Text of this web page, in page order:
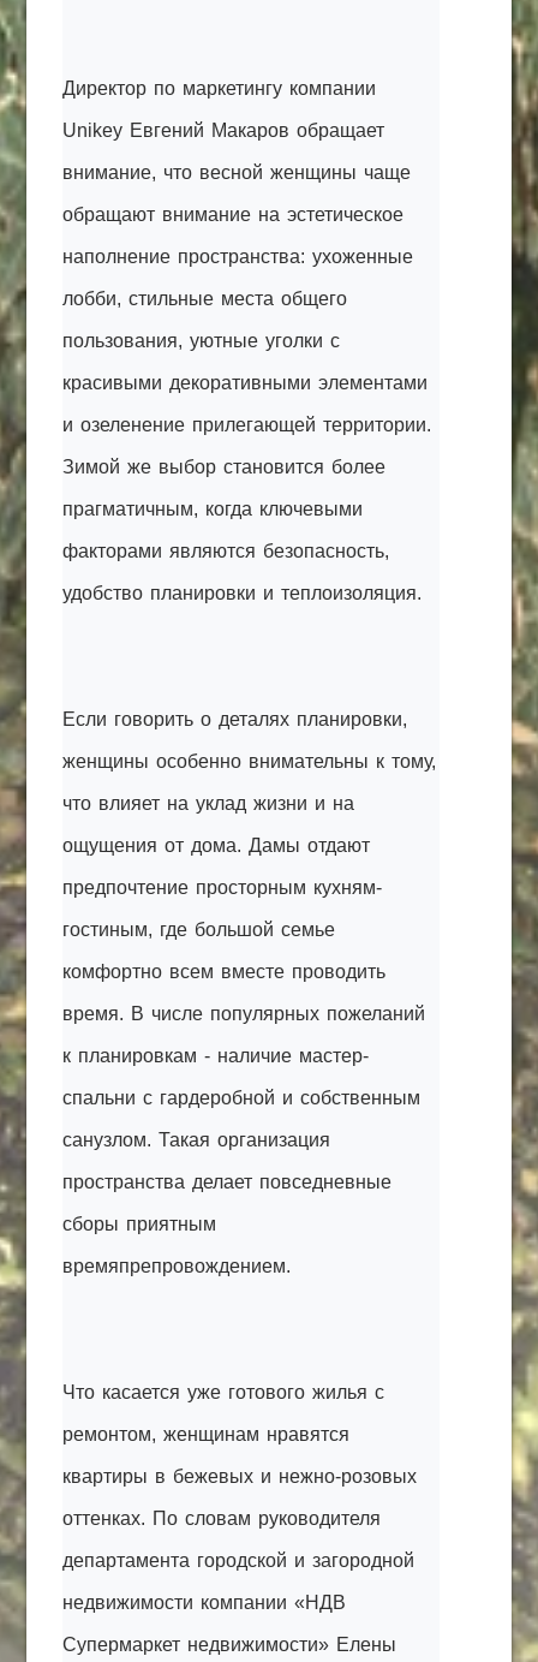
Директор по маркетингу компании
Unikey Евгений Макаров обращает
внимание, что весной женщины чаще
обращают внимание на эстетическое
наполнение пространства: ухоженные
лобби, стильные места общего
пользования, уютные уголки с
красивыми декоративными элементами
и озеленение прилегающей территории.
Зимой же выбор становится более
прагматичным, когда ключевыми
факторами являются безопасность,
удобство планировки и теплоизоляция.
Если говорить о деталях планировки,
женщины особенно внимательны к тому,
что влияет на уклад жизни и на
ощущения от дома. Дамы отдают
предпочтение просторным кухням-
гостиным, где большой семье
комфортно всем вместе проводить
время. В числе популярных пожеланий
к планировкам - наличие мастер-
спальни с гардеробной и собственным
санузлом. Такая организация
пространства делает повседневные
сборы приятным
времяпрепровождением.
Что касается уже готового жилья с
ремонтом, женщинам нравятся
квартиры в бежевых и нежно-розовых
оттенках. По словам руководителя
департамента городской и загородной
недвижимости компании «НДВ
Супермаркет недвижимости» Елены